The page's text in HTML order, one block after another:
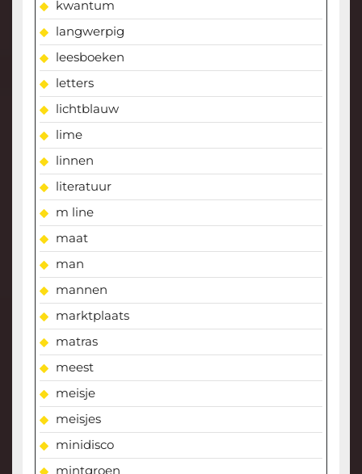
kwantum
langwerpig
leesboeken
letters
lichtblauw
lime
linnen
literatuur
m line
maat
man
mannen
marktplaats
matras
meest
meisje
meisjes
minidisco
mintgroen